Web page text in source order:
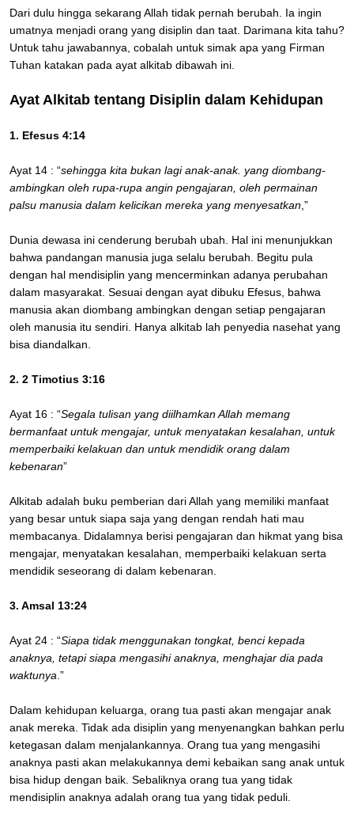
Dari dulu hingga sekarang Allah tidak pernah berubah. Ia ingin
umatnya menjadi orang yang disiplin dan taat. Darimana kita tahu?
Untuk tahu jawabannya, cobalah untuk simak apa yang Firman
Tuhan katakan pada ayat alkitab dibawah ini.
Ayat Alkitab tentang Disiplin dalam Kehidupan
1. Efesus 4:14
Ayat 14 : “sehingga kita bukan lagi anak-anak. yang diombang-
ambingkan oleh rupa-rupa angin pengajaran, oleh permainan
palsu manusia dalam kelicikan mereka yang menyesatkan ,”
Dunia dewasa ini cenderung berubah ubah. Hal ini menunjukkan
bahwa pandangan manusia juga selalu berubah. Begitu pula
dengan hal mendisiplin yang mencerminkan adanya perubahan
dalam masyarakat. Sesuai dengan ayat dibuku Efesus, bahwa
manusia akan diombang ambingkan dengan setiap pengajaran
oleh manusia itu sendiri. Hanya alkitab lah penyedia nasehat yang
bisa diandalkan.
2. 2 Timotius 3:16
Ayat 16 : “Segala tulisan yang diilhamkan Allah memang
bermanfaat untuk mengajar, untuk menyatakan kesalahan, untuk
memperbaiki kelakuan dan untuk mendidik orang dalam
kebenaran”
Alkitab adalah buku pemberian dari Allah yang memiliki manfaat
yang besar untuk siapa saja yang dengan rendah hati mau
membacanya. Didalamnya berisi pengajaran dan hikmat yang bisa
mengajar, menyatakan kesalahan, memperbaiki kelakuan serta
mendidik seseorang di dalam kebenaran.
3. Amsal 13:24
Ayat 24 : “Siapa tidak menggunakan tongkat, benci kepada
anaknya, tetapi siapa mengasihi anaknya, menghajar dia pada
waktunya .”
Dalam kehidupan keluarga, orang tua pasti akan mengajar anak
anak mereka. Tidak ada disiplin yang menyenangkan bahkan perlu
ketegasan dalam menjalankannya. Orang tua yang mengasihi
anaknya pasti akan melakukannya demi kebaikan sang anak untuk
bisa hidup dengan baik. Sebaliknya orang tua yang tidak
mendisiplin anaknya adalah orang tua yang tidak peduli.